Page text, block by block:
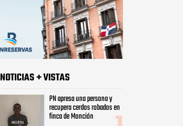
NOTICIAS + VISTAS
PN apresa una persona y
recupera cerdos robados en
finca de Monción